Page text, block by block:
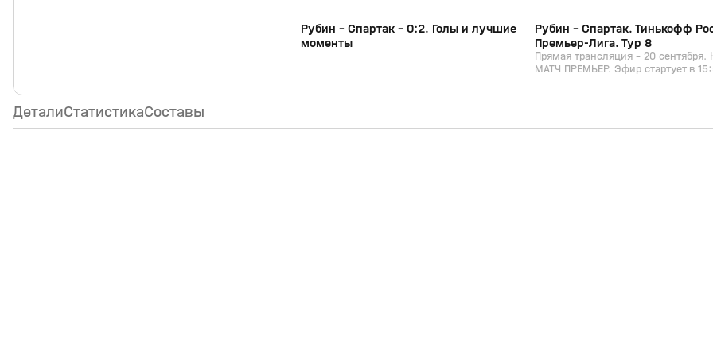
Рубин - Спартак - 0:2. Голы и лучшие
моменты
Рубин - Спартак. Тинькофф
Премьер-Лига. Тур 8
Прямая трансляция – 20 сентября.
МАТЧ ПРЕМЬЕР. Эфир стартует в
на сайте
Детали Статистика Составы